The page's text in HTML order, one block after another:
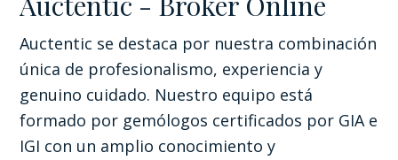
Auctentic se destaca por nuestra combinación
única de profesionalismo, experiencia y
genuino cuidado. Nuestro equipo está
formado por gemólogos certificados por GIA e
IGI con un amplio conocimiento y